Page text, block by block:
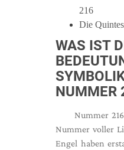
216
Die
WAS IST
NUMMER
Nummer
Nummer voller
Engel haben